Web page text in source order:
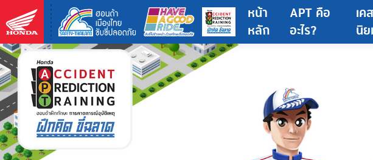
หน้า
หลัก
APT คือ
อะไร?
เ
นิ